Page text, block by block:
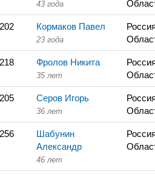
43 года
202 Кормаков Павел
23 года
218 Фролов Никита
35 лет
205 Серов Игорь
36 лет
256
Шабунин
Александр
46 лет